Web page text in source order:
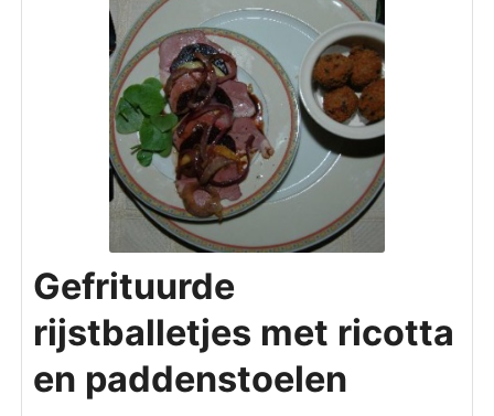
Gefrituurde
rijstballetjes met ricotta
en paddenstoelen